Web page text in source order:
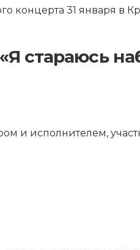
концерта 31 января в
стараюсь
и исполнителем,